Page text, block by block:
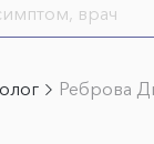
Реброва